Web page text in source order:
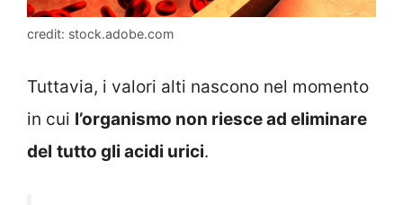
credit: stock.adobe.com
Tuttavia, i valori alti nascono nel momento
in cui l’organismo non riesce ad eliminare
del tutto gli acidi urici.